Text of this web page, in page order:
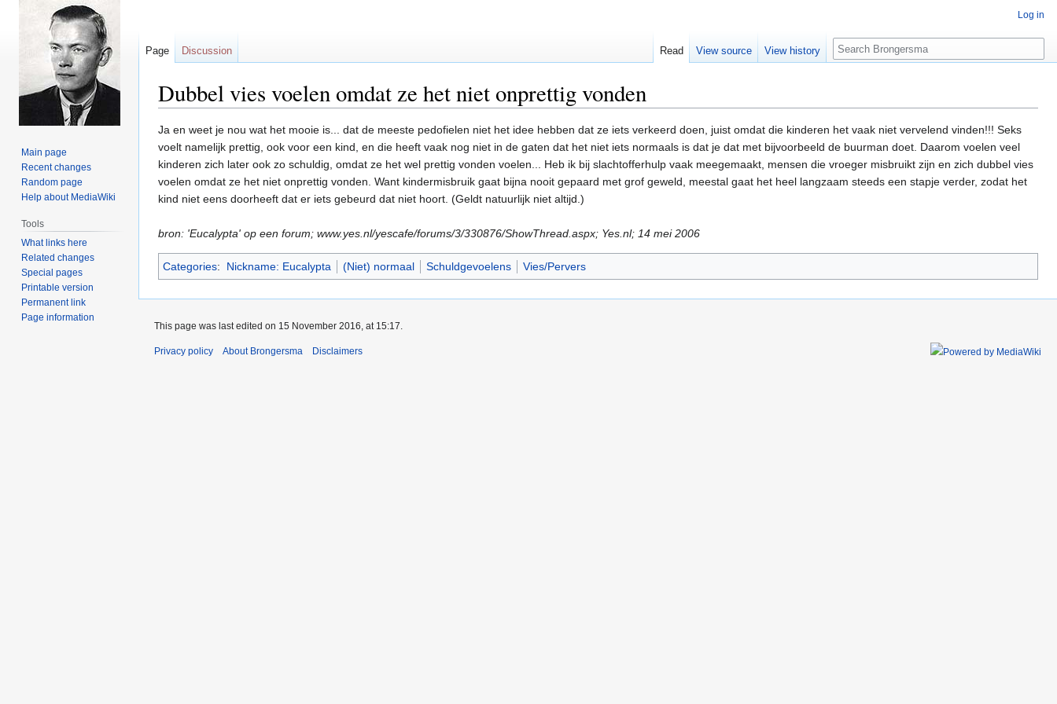
Dubbel vies voelen omdat ze het niet onprettig vonden
Jump
to
navigation
Jump
to
search
Ja en weet je nou wat het mooie is... dat de meeste pedofielen niet het idee hebben dat ze iets verkeerd doen, juist omdat die kinderen het vaak niet vervelend vinden!!! Seks
voelt namelijk prettig, ook voor een kind, en die heeft vaak nog niet in de gaten dat het niet iets normaals is dat je dat met bijvoorbeeld de buurman doet. Daarom voelen veel
kinderen zich later ook zo schuldig, omdat ze het wel prettig vonden voelen... Heb ik bij slachtofferhulp vaak meegemaakt, mensen die vroeger misbruikt zijn en zich dubbel vies
voelen omdat ze het niet onprettig vonden. Want kindermisbruik gaat bijna nooit gepaard met grof geweld, meestal gaat het heel langzaam steeds een stapje verder, zodat het
kind niet eens doorheeft dat er iets gebeurd dat niet hoort. (Geldt natuurlijk niet altijd.)
bron: 'Eucalypta' op een forum; www.yes.nl/yescafe/forums/3/330876/ShowThread.aspx; Yes.nl; 14 mei 2006
Categories: Nickname: Eucalypta (Niet) normaal Schuldgevoelens Vies/Pervers
Log in
Page Discussion Read View source View history Search
Main page
Recent changes
Random page
Help about MediaWiki
Tools
What links here
Related changes
Special pages
Printable version
Permanent link
Page information
This page was last edited on 15 November 2016, at 15:17.
Privacy policy About Brongersma Disclaimers